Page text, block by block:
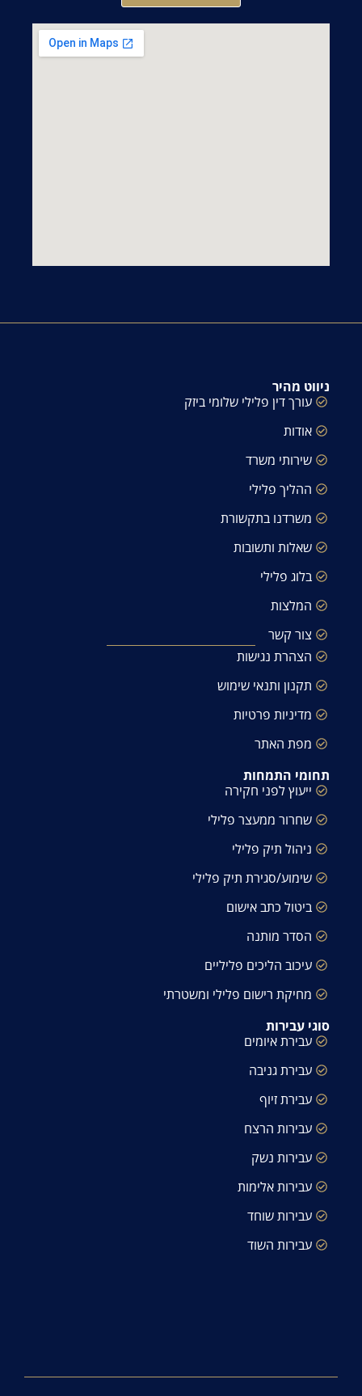
ניווט מהיר
עורך דין פלילי שלומי ביזק
אודות
שירותי משרד
ההליך פלילי
משרדנו בתקשורת
שאלות ותשובות
בלוג פלילי
המלצות
צור קשר
הצהרת נגישות
תקנון ותנאי שימוש
מדיניות פרטיות
מפת האתר
תחומי התמחות
ייעוץ לפני חקירה
שחרור ממעצר פלילי
ניהול תיק פלילי
שימוע/סגירת תיק פלילי
ביטול כתב אישום
הסדר מותנה
עיכוב הליכים פליליים
מחיקת רישום פלילי ומשטרתי
סוגי עבירות
עבירת איומים
עבירת גניבה
עבירת זיוף
עבירות הרצח
עבירות נשק
עבירות אלימות
עבירות שוחד
עבירות השוד